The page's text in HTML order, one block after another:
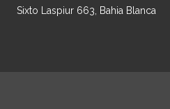
Sixto Laspiur 663, Bahia Blanca